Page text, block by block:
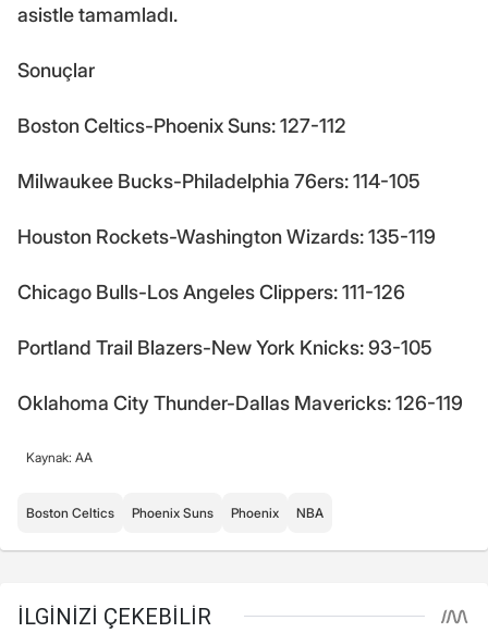
asistle tamamladı.
Sonuçlar
Boston Celtics-Phoenix Suns: 127-112
Milwaukee Bucks-Philadelphia 76ers: 114-105
Houston Rockets-Washington Wizards: 135-119
Chicago Bulls-Los Angeles Clippers: 111-126
Portland Trail Blazers-New York Knicks: 93-105
Oklahoma City Thunder-Dallas Mavericks: 126-119
Kaynak: AA
Boston Celtics Phoenix Suns Phoenix NBA